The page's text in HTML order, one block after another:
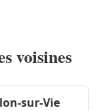
voisines
sur-Vie